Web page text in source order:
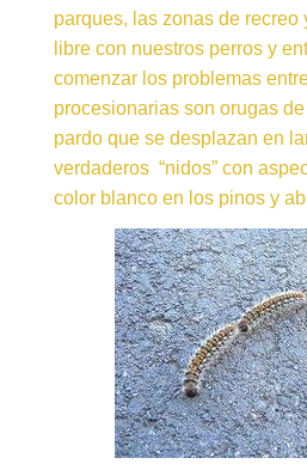
parques, las zonas de recreo
libre con nuestros perros y
comenzar los problemas
procesionarias son orugas
pardo que se desplazan en
verdaderos “nidos” con
color blanco en los pinos y